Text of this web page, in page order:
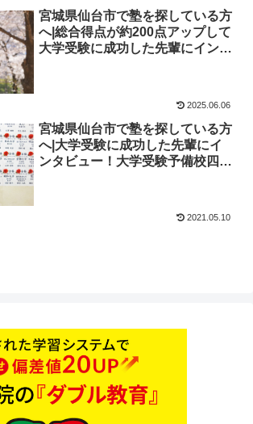
宮城県仙台市で塾を探している方
へ|総合得点が約200点アップして
大学受験に成功した先輩にインタ
2025.06.06
宮城県仙台市で塾を探している方
へ|大学受験に成功した先輩にイ
ンタビュー！大学受験予備校四谷
2021.05.10